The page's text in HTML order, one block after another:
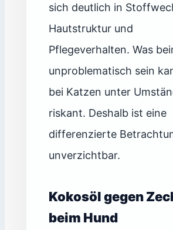
sich deutlich in
Hautstruktur und
Pflegeverhalten. Was
unproblematisch sein
bei Katzen unter
riskant. Deshalb ist eine
differenzierte
unverzichtbar.
Kokosöl gegen
beim Hund